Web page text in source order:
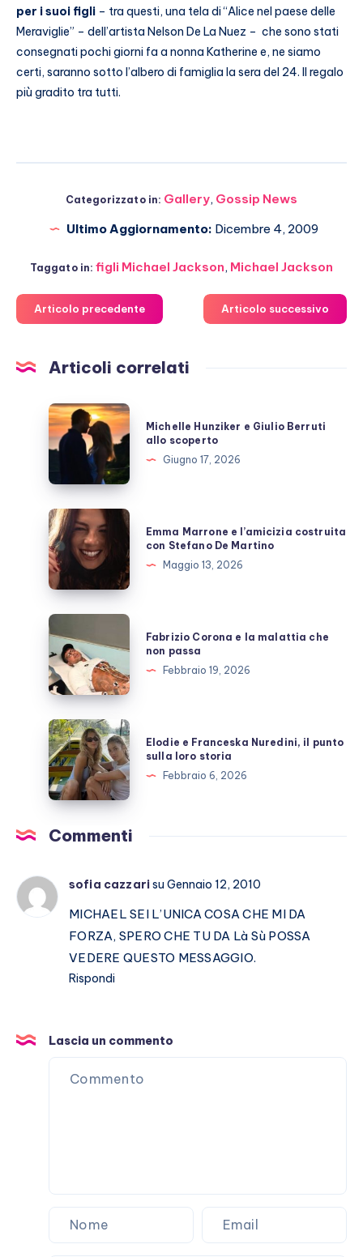
per i suoi figli – tra questi, una tela di “Alice nel paese delle
Meraviglie” – dell’artista Nelson De La Nuez – che sono stati
consegnati pochi giorni fa a nonna Katherine e, ne siamo
certi, saranno sotto l’albero di famiglia la sera del 24. Il regalo
più gradito tra tutti.
Categorizzato in: Gallery, Gossip News
Ultimo Aggiornamento: Dicembre 4, 2009
Taggato in: figli Michael Jackson, Michael Jackson
Articolo precedente Articolo successivo
Articoli correlati
Michelle
Hunziker
e
Berruti
allo
scoperto
Michelle Hunziker e Giulio Berruti
allo scoperto
Giugno 17, 2026
Emma
Marrone
e
l’amicizia
costruita
con
Stefano
De
Martino
Emma Marrone e l’amicizia costruita
con Stefano De Martino
Maggio 13, 2026
Fabrizio
Corona
e
la
malattia
che
non
passa
Fabrizio Corona e la malattia che
non passa
Febbraio 19, 2026
Elodie
e
Franceska
Nuredini,
punto
storia
Elodie e Franceska Nuredini, il punto
sulla loro storia
Febbraio 6, 2026
Commenti
sofia cazzarisu Gennaio 12, 2010
MICHAEL SEI L’UNICA COSA CHE MI DA
FORZA, SPERO CHE TU DA Là Sù POSSA
VEDERE QUESTO MESSAGGIO.
Rispondi
Lascia un commento